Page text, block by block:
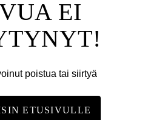
EI
poistua tai siirtyä
ETUSIVULLE